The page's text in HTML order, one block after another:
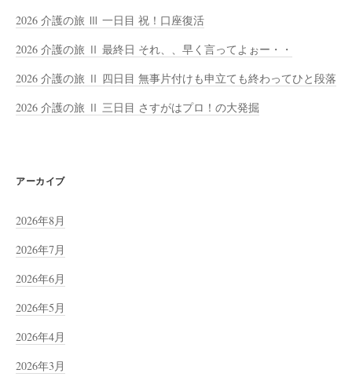
2026 介護の旅 Ⅲ 一日目 祝！口座復活
2026 介護の旅 Ⅱ 最終日 それ、、早く言ってよぉー・・
2026 介護の旅 Ⅱ 四日目 無事片付けも申立ても終わってひと段落
2026 介護の旅 Ⅱ 三日目 さすがはプロ！の大発掘
アーカイブ
2026年8月
2026年7月
2026年6月
2026年5月
2026年4月
2026年3月